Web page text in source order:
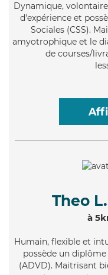
Dynamique,
d'expérience et
Sociales (CSS).
amyotrophique et le
de courses/
Theo
à
Humain, flexible et
possède un
(ADVD). Maitrisant